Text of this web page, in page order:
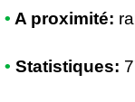
• A proximité:
• Statistiques: